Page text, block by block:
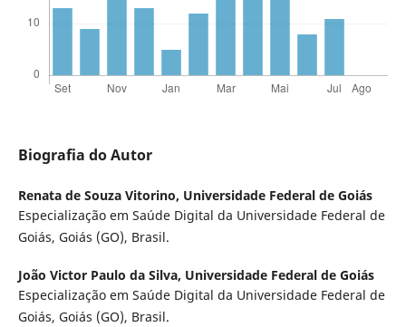
Biografia do Autor
Renata de Souza Vitorino, Universidade Federal de Goiás
Especialização em Saúde Digital da Universidade Federal de
Goiás, Goiás (GO), Brasil.
João Victor Paulo da Silva, Universidade Federal de Goiás
Especialização em Saúde Digital da Universidade Federal de
Goiás, Goiás (GO), Brasil.